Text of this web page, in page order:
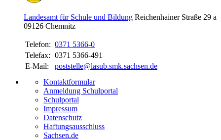
Landesamt für Schule und Bildung Reichenhainer Straße 29 a
09126 Chemnitz
Telefon: 0371 5366-0
Telefax: 0371 5366-491
E-Mail:
poststelle@lasub.smk.sachsen.de
Kontaktformular
Anmeldung Schulportal
Schulportal
Impressum
Datenschutz
Haftungsausschluss
Sachsen.de